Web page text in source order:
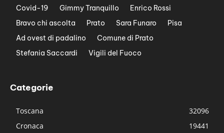
Covid-19
Gimmy Tranquillo
Enrico Rossi
Bravo chi ascolta
Prato Sara Funaro
Pisa
Ad ovest di padalino
Comune di Prato
Stefania Saccardi
Vigili del Fuoco
Categorie
Toscana
32096
Cronaca
19441